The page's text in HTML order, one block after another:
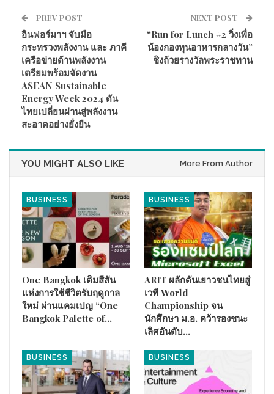
คุณมิคาอิล ซาหนูน (Mikhail Sahnoun ) ผู้บริหารระดับสูงของ
บริษัท ซูพีเรีย ควอลิตี้ ฟู๊ด จำกัด เปิดเผยในงาน THAIFEX -Anuga
เกิดจากการผสมวัวข้ามสายพันธุ์ระหว่าง วัวพันธุ์ไทยบรามัน และ
วัวพันธุ์แองกัสชาโลเลส์ จากต่างระเทศ โดยเราได้ดึงจุดเด่นที่ดี
เยี่ยมของทั้งสองสายพันธุ์ออกมา จนกลายเป็น วัวสายพันธุ์ใหม่ ที่ให้
PREV POST
อินฟอร์มาฯ จับมือ
กระทรวงพลังงาน และ ภาคี
เครือข่ายด้านพลังงาน
เตรียมพร้อมจัดงาน
ASEAN Sustainable
Energy Week 2024 ดัน
ไทยเปลี่ยนผ่านสู่พลังงาน
สะอาดอย่างยั่งยืน
NEXT POST
“Run for Lunch #2 วิ่งเพื่อ
น้องกองทุนอาหารกลางวัน”
ชิงถ้วยรางวัลพระราชทาน
YOU MIGHT ALSO LIKE More From Author
BUSINESS
One Bangkok เติมสีสัน
แห่งการใช้ชีวิตรับฤดูกาล
ใหม่ ผ่านแคมเปญ “One
Bangkok Palette of…
BUSINESS
ARIT ผลักดันเยาวชนไทยสู่
เวที World
Championship จน
นักศึกษา ม.อ. คว้ารองชนะ
เลิศอันดับ…
BUSINESS BUSINESS